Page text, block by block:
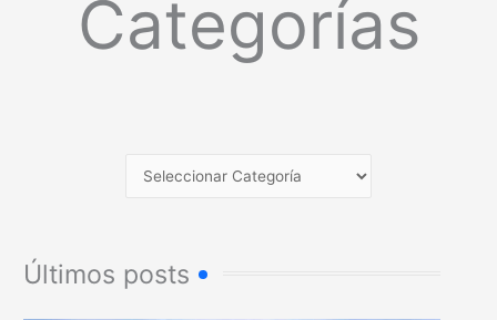
Categorías
Últimos posts